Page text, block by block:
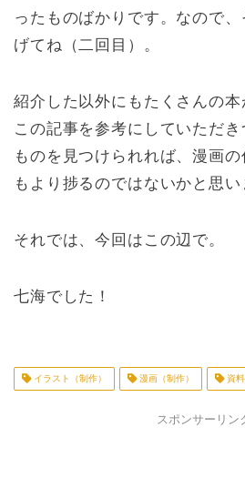
ったものばかりです。なので
げてね（二回目）。
紹介した以外にもたくさんの本
この記事を参考にしていただ
ものを見つけられれば、漫画
もより捗るのではないかと思い
それでは、今回はこの辺で。
七海でした！
イラスト（制作） 漫画（制作） 資料
スポンサーリン